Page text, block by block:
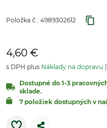
Položka č.: 4989302612
4,60 €
s DPH plus Náklady na dopravu
Dostupné do 1-3
sklade.
7 položiek dostupných v